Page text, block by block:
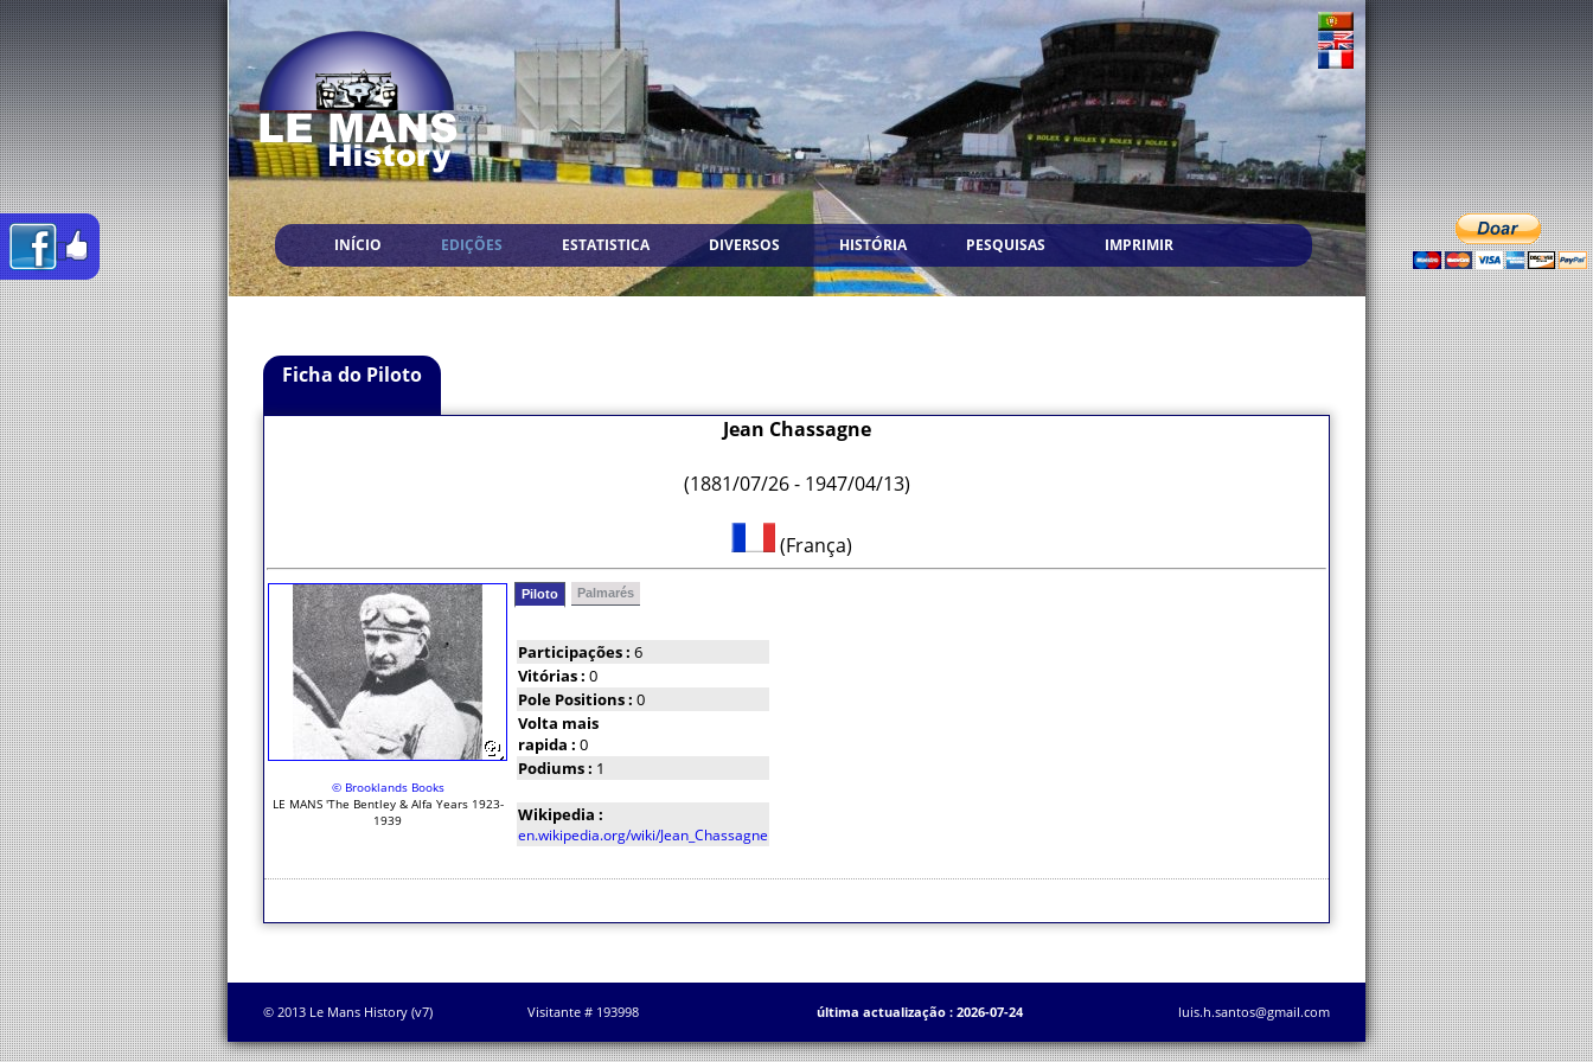
INÍCIO EDIÇÕES ESTATISTICA DIVERSOS HISTÓRIA PESQUISAS IMPRIMIR
Ficha do Piloto
Jean Chassagne
(1881/07/26 - 1947/04/13)
(França)
© Brooklands Books
LE MANS 'The Bentley & Alfa Years 1923-
1939
Piloto Palmarés
Participações : 6
Vitórias : 0
Pole Positions : 0
Volta mais
rapida : 0
Podiums : 1
Wikipedia :
en.wikipedia.org/wiki/Jean_Chassagne
© 2013 Le Mans History (v7) Visitante # 193998 última actualização : 2026-07-24 luis.h.santos@gmail.com